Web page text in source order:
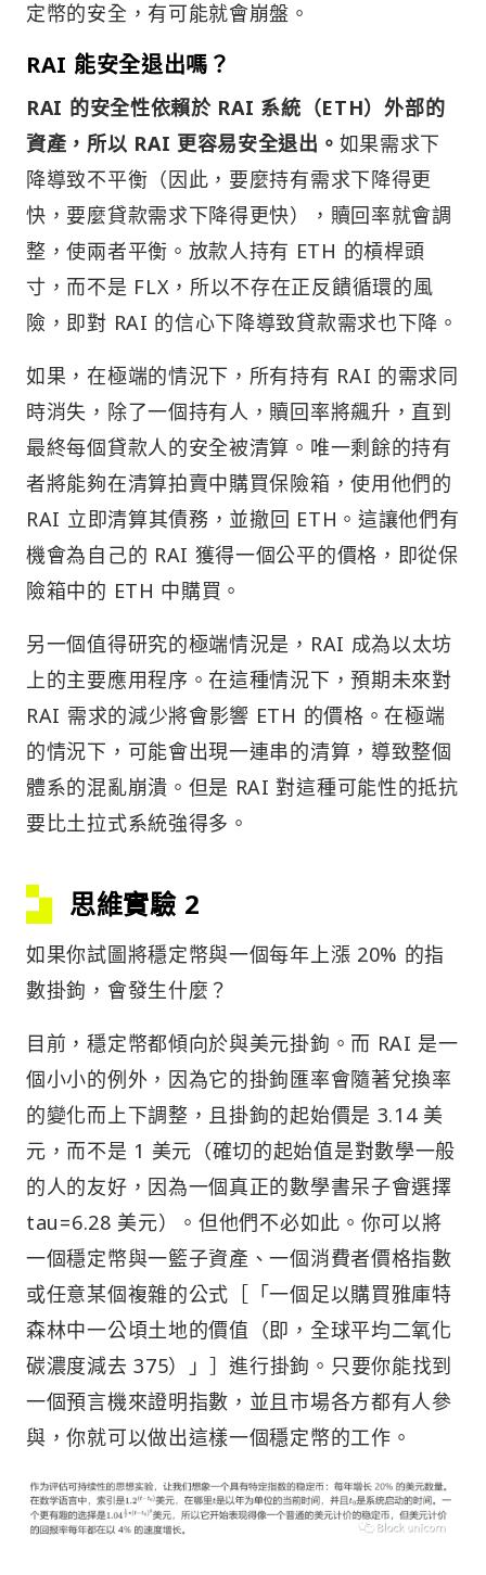
定幣的安全，有可能就會崩盤。
RAI 能安全退出嗎？
RAI 的安全性依賴於 RAI 系統（ETH）外部的
資產，所以 RAI 更容易安全退出。 如果需求下
降導致不平衡（因此，要麼持有需求下降得更
快，要麼貸款需求下降得更快），贖回率就會調
整，使兩者平衡。放款人持有 ETH 的槓桿頭
寸，而不是 FLX，所以不存在正反饋循環的風
險，即對 RAI 的信心下降導致貸款需求也下降。
如果，在極端的情況下，所有持有 RAI 的需求同
時消失，除了一個持有人，贖回率將飆升，直到
最終每個貸款人的安全被清算。唯一剩餘的持有
者將能夠在清算拍賣中購買保險箱，使用他們的
RAI 立即清算其債務，並撤回 ETH。這讓他們有
機會為自己的 RAI 獲得一個公平的價格，即從保
險箱中的 ETH 中購買。
另一個值得研究的極端情況是，RAI 成為以太坊
上的主要應用程序。在這種情況下，預期未來對
RAI 需求的減少將會影響 ETH 的價格。在極端
的情況下，可能會出現一連串的清算，導致整個
體系的混亂崩潰。但是 RAI 對這種可能性的抵抗
要比土拉式系統強得多。
思維實驗 2
如果你試圖將穩定幣與一個每年上漲 20% 的指
數掛鉤，會發生什麼？
目前，穩定幣都傾向於與美元掛鉤。而 RAI 是一
個小小的例外，因為它的掛鉤匯率會隨著兌換率
的變化而上下調整，且掛鉤的起始價是 3.14 美
元，而不是 1 美元（確切的起始值是對數學一般
的人的友好，因為一個真正的數學書呆子會選擇
tau=6.28 美元）。但他們不必如此。你可以將
一個穩定幣與一籃子資產、一個消費者價格指數
或任意某個複雜的公式［「一個足以購買雅庫特
森林中一公頃土地的價值（即，全球平均二氧化
碳濃度減去 375）」］進行掛鉤。只要你能找到
一個預言機來證明指數，並且市場各方都有人參
與，你就可以做出這樣一個穩定幣的工作。